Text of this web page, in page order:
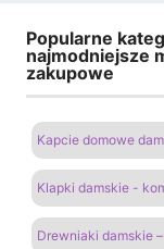
Popularne
najmodniejsze
zakupowe
Kapcie domowe
Klapki damskie -
Drewniaki damskie